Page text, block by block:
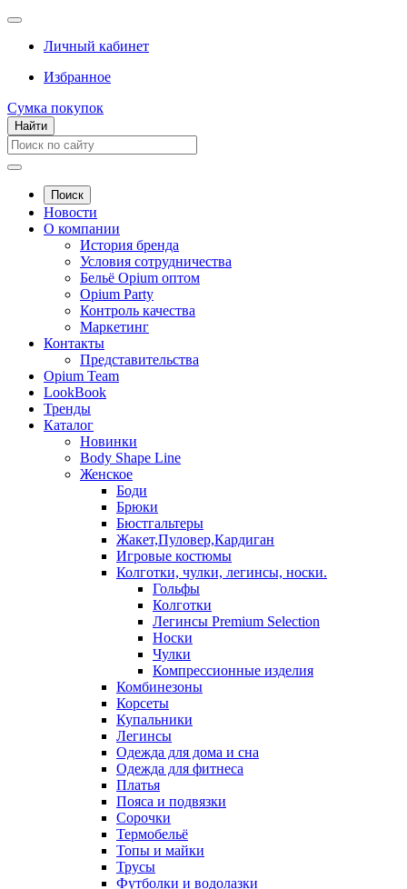
Личный кабинет
Избранное
Сумка покупок
Найти
Поиск
Новости
О компании
История бренда
Условия сотрудничества
Бельё Opium оптом
Opium Party
Контроль качества
Маркетинг
Контакты
Представительства
Opium Team
LookBook
Тренды
Каталог
Новинки
Body Shape Line
Женское
Боди
Брюки
Бюстгальтеры
Жакет,Пуловер,Кардиган
Игровые костюмы
Колготки, чулки, легинсы, носки.
Гольфы
Колготки
Легинсы Premium Selection
Носки
Чулки
Компрессионные изделия
Комбинезоны
Корсеты
Купальники
Легинсы
Одежда для дома и сна
Одежда для фитнеса
Платья
Пояса и подвязки
Сорочки
Термобельё
Топы и майки
Трусы
Футболки и водолазки